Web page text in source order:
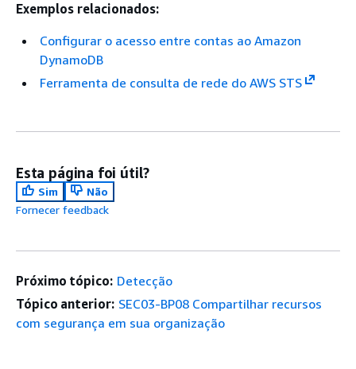
Exemplos relacionados:
Configurar o acesso entre contas ao Amazon
DynamoDB
Ferramenta de consulta de rede do AWS STS
Esta página foi útil?
Sim
Não
Fornecer feedback
Próximo tópico: Detecção
Tópico anterior: SEC03-BP08 Compartilhar recursos
com segurança em sua organização